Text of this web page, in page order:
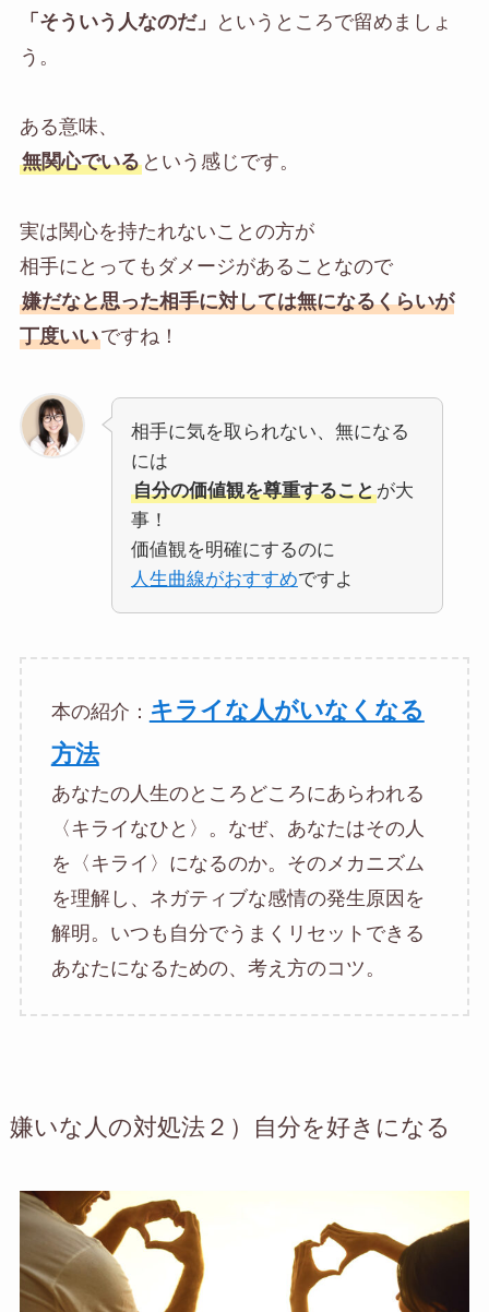
「そういう人なのだ」
というところで留めましょ
う。
ある意味、
無関心でいるという感じです。
実は関心を持たれないことの方が
相手にとってもダメージがあることなので
嫌だなと思った相手に対しては無になるくらいが
丁度いいですね！
相手に気を取られない、無になる
には
自分の価値観を尊重することが大
事！
価値観を明確にするのに
人生曲線がおすすめですよ
本の紹介： キライな人がいなくなる
方法
あなたの人生のところどころにあらわれる
〈キライなひと〉。なぜ、あなたはその人
を〈キライ〉になるのか。そのメカニズム
を理解し、ネガティブな感情の発生原因を
解明。いつも自分でうまくリセットできる
あなたになるための、考え方のコツ。
嫌いな人の対処法２） 自分を好きになる